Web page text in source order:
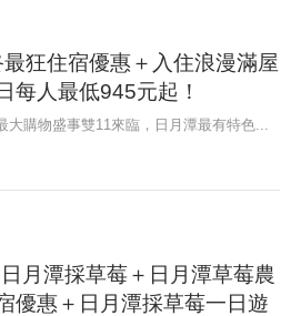
狂住宿優惠＋入住浪漫滿屋
每人最低945元起！
大購物盛事雙11來臨，日月潭最有特色...
月潭採草莓＋日月潭草莓農
優惠＋日月潭採草莓一日遊